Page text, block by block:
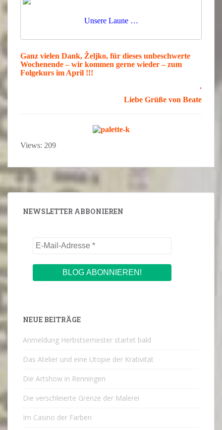
Unsere Laune …
Ganz vielen Dank, Željko, für dieses unbeschwerte
Wochenende – wir kommen gerne wieder – zum
Folgekurs im April !!!
.
Liebe Grüße von Beate
Views: 209
NEWSLETTER ABBONIEREN
NEUE BEITRÄGE
Anmeldung Herbstsemester startet bald
Das Atelier und eine Utopie der Krativität
Die Artshow in Renningen
Die verschleierte Grenze der Malerei
Im Casino der Farben